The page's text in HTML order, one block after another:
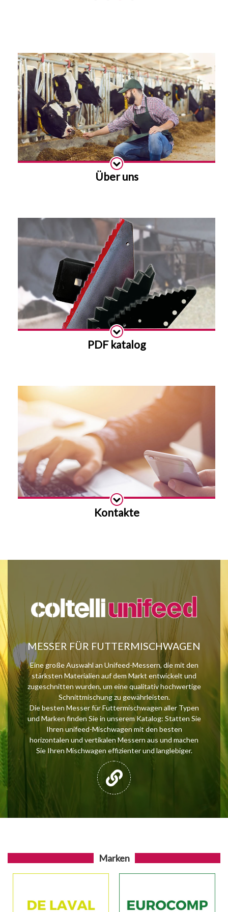
Über uns
PDF katalog
Kontakte
MESSER FÜR FUTTERMISCHWAGEN
Eine große Auswahl an Unifeed-Messern, die mit den
stärksten Materialien auf dem Markt entwickelt und
zugeschnitten wurden, um eine qualitativ hochwertige
Schnittmischung zu gewährleisten.
Die besten Messer für Futtermischwagen aller Typen
und Marken finden Sie in unserem Katalog: Statten Sie
Ihren unifeed-Mischwagen mit den besten
horizontalen und vertikalen Messern aus und machen
Sie Ihren Mischwagen effizienter und langlebiger.
Marken